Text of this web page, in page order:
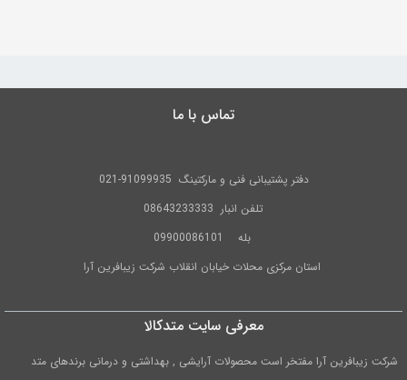
تماس با ما
دفتر پشتیبانی فنی و مارکتینگ 91099935-021
تلفن انبار 08643233333
بله
09900086101
استان مرکزی محلات خیابان انقلاب شرکت زیبافرین آرا
معرفی سایت متدکالا
شرکت زیبافرین آرا مفتخر است محصولات آرایشی , بهداشتی و درمانی برندهای متد